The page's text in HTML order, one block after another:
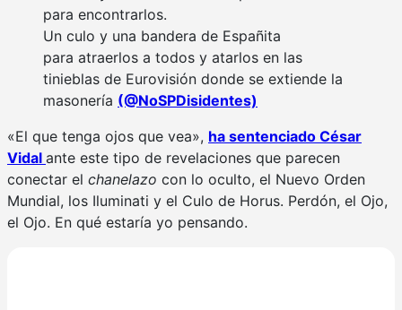
para encontrarlos.
Un culo y una bandera de Españita
para atraerlos a todos y atarlos en las
tinieblas de Eurovisión donde se extiende la
masonería (@NoSPDisidentes)
«El que tenga ojos que vea», ha sentenciado César
Vidal ante este tipo de revelaciones que parecen
conectar el chanelazo con lo oculto, el Nuevo Orden
Mundial, los Iluminati y el Culo de Horus. Perdón, el Ojo,
el Ojo. En qué estaría yo pensando.